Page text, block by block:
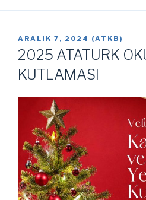
YAYIM
TARIHI
ARALIK 7, 2024 (ATKB )
2025 ATATURK
KUTLAMASI